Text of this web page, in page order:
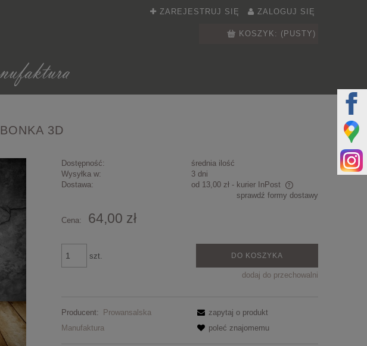
ZAREJESTRUJ SIĘ ZALOGUJ SIĘ
KOSZYK: (PUSTY)
3D
Dostępność:
średnia ilość
Wysyłka w:
3 dni
Dostawa:
od 13,00 zł - kurier InPost
Cena nie zawiera ewentualnych kosztów
płatności
sprawdź formy dostawy
Cena: 64,00 zł
szt. DO KOSZYKA
dodaj do przechowalni
Producent:
Prowansalska
Manufaktura
zapytaj o produkt
poleć znajomemu